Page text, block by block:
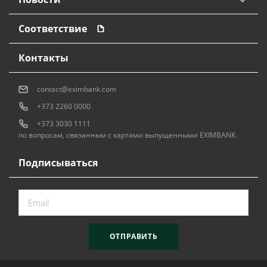
Соответствие
Подписываться
ОТПРАВИТЬ
Контакты
contact@eximbank.com
+373 2260 0000
+373 3030 1111
по вопросам, связанным с картами выпущенными EXIMBANK